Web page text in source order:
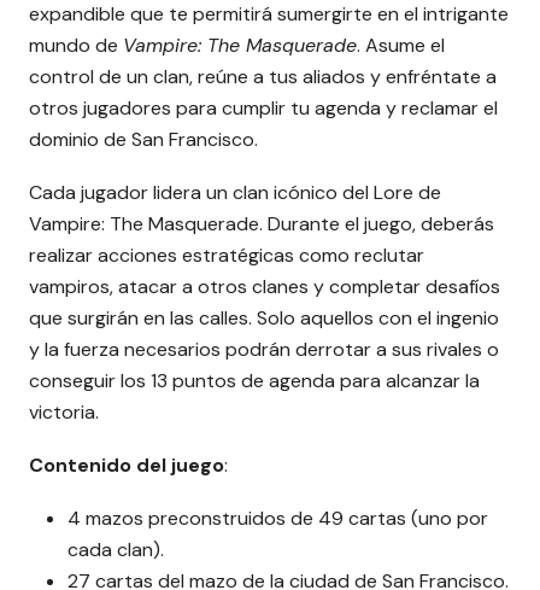
expandible que te permitirá sumergirte en el intrigante
mundo de Vampire: The Masquerade. Asume el
control de un clan, reúne a tus aliados y enfréntate a
otros jugadores para cumplir tu agenda y reclamar el
dominio de San Francisco.
Cada jugador lidera un clan icónico del Lore de
Vampire: The Masquerade. Durante el juego, deberás
realizar acciones estratégicas como reclutar
vampiros, atacar a otros clanes y completar desafíos
que surgirán en las calles. Solo aquellos con el ingenio
y la fuerza necesarios podrán derrotar a sus rivales o
conseguir los 13 puntos de agenda para alcanzar la
victoria.
Contenido del juego:
4 mazos preconstruidos de 49 cartas (uno por
cada clan).
27 cartas del mazo de la ciudad de San Francisco.